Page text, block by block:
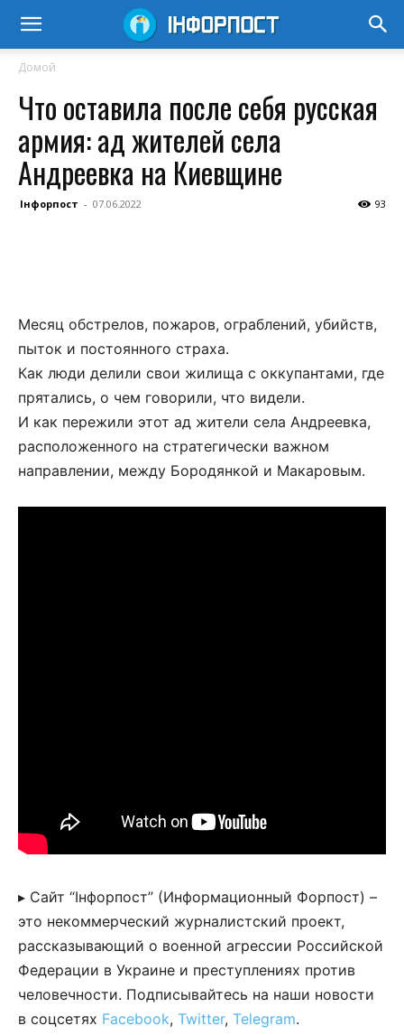
Домой
Что оставила после себя русская
армия: ад жителей села
Андреевка на Киевщине
Інфорпост - 07.06.2022 93
Месяц обстрелов, пожаров, ограблений, убийств,
пыток и постоянного страха.
Как люди делили свои жилища с оккупантами, где
прятались, о чем говорили, что видели.
И как пережили этот ад жители села Андреевка,
расположенного на стратегически важном
направлении, между Бородянкой и Макаровым.
▸ Сайт “Інфорпост” (Информационный Форпост) –
это некоммерческий журналистский проект,
рассказывающий о военной агрессии Российской
Федерации в Украине и преступлениях против
человечности. Подписывайтесь на наши новости
в соцсетях Facebook, Twitter, Telegram.